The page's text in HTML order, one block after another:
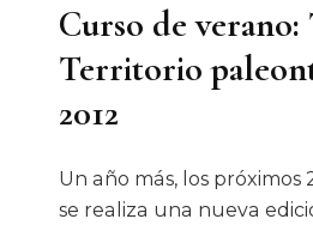
Curso de
Territorio
2012
Un año más, los próximos
se realiza una nueva